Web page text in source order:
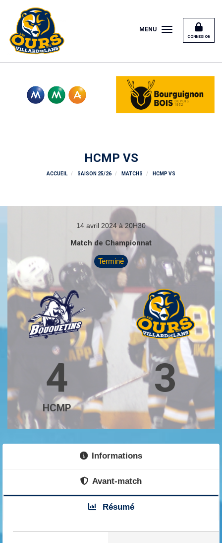
CONNEXION
MENU
HCMP VS
ACCUEIL SAISON 25/26 MATCHS HCMP VS
14 avril 2024 à 20H30
Match de Championnat
Terminé
4 3
HCMP
Informations
Avant-match
Résumé
Panneau de gestion des cookies